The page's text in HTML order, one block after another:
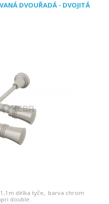
DVOUŘADÁ - DVOJITÁ
délka tyče, barva chrom
double.